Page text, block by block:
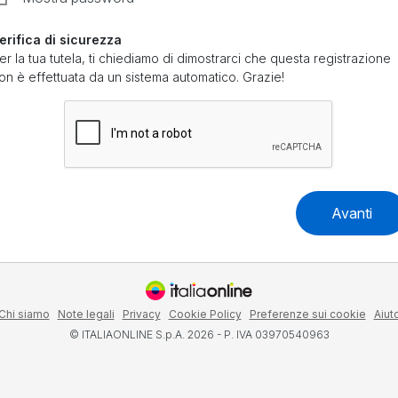
di sicurezza
la tua tutela, ti chiediamo di dimostrarci che questa registrazione
è effettuata da un sistema automatico. Grazie!
Avanti
Chi siamo Note legali Privacy Cookie Policy Preferenze sui cookie
© ITALIAONLINE S.p.A. 2026 - P. IVA 03970540963